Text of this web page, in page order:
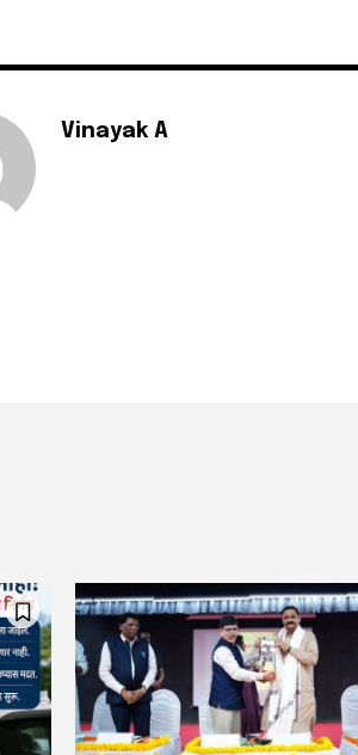
Vinayak A